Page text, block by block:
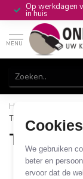
We gebruiken
beter en
ervoor dat de
Op werkdagen
in huis
MENU
Home
Tulp AV adapters
Tulp AV
1 PRODUCT